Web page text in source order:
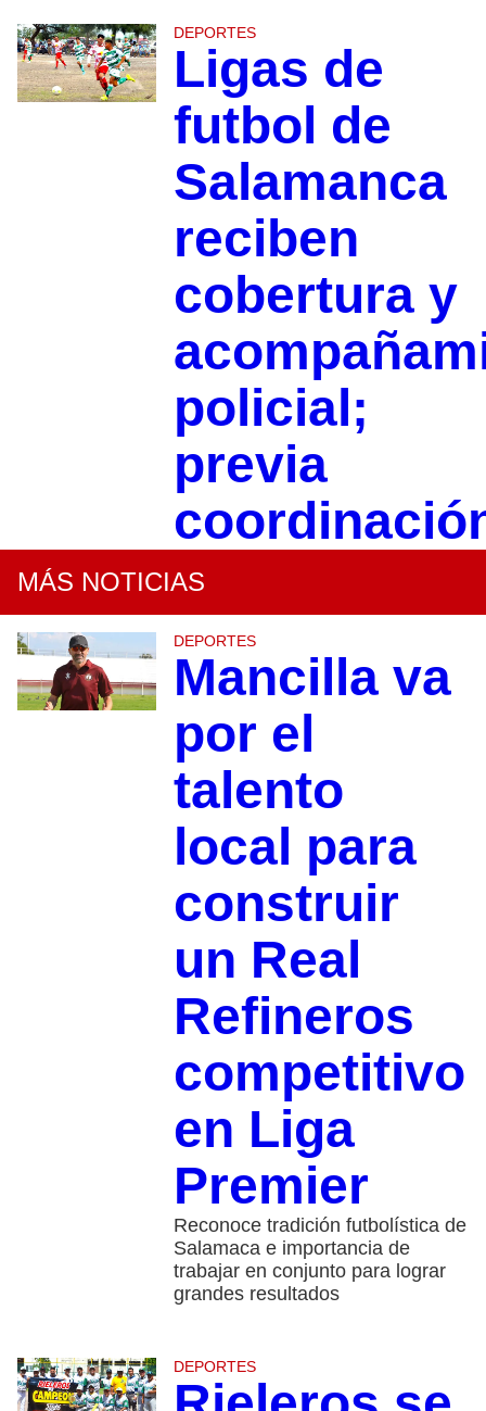
DEPORTES
Ligas de
futbol de
Salamanca
reciben
cobertura y
policial;
previa
MÁS NOTICIAS
DEPORTES
Mancilla va
por el
talento
local para
construir
un Real
Refineros
competitivo
en Liga
Premier
Reconoce tradición futbolística de
Salamaca e importancia de
trabajar en conjunto para lograr
grandes resultados
DEPORTES